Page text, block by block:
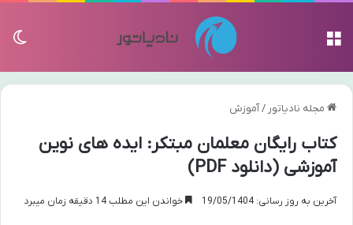
مجله نادیاتور /آموزش
کتاب رایگان معلمان مبتکر: ایده های نوین
آموزشی (دانلود PDF)
آخرین به روز رسانی: 19/05/1404 خواندن این مطلب 14 دقیقه زمان میبرد